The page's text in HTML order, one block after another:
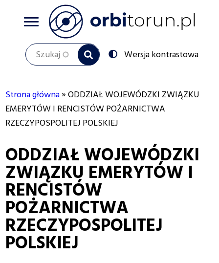
Szukaj
Przełącz
na:
Wersja kontrastowa
Ścieżka
nawigacyjna
Strona główna ODDZIAŁ WOJEWÓDZKI ZWIĄZKU
EMERYTÓW I RENCISTÓW POŻARNICTWA
RZECZYPOSPOLITEJ POLSKIEJ
ODDZIAŁ WOJEWÓDZKI
ZWIĄZKU EMERYTÓW I
RENCISTÓW
POŻARNICTWA
RZECZYPOSPOLITEJ
POLSKIEJ